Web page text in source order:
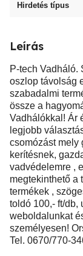
Hirdetés típus
Leírás
P-tech Vadháló.
oszlop távolság
szabadalmi
össze a
Vadhálókkal! Ár
legjobb
csomózást mely
kerítésnek,
vadvédelemre ,
megtekinthető a
termékek ,
toldó 100,- ft/db,
weboldalunkat
személyesen!
Tel. 0670/770-